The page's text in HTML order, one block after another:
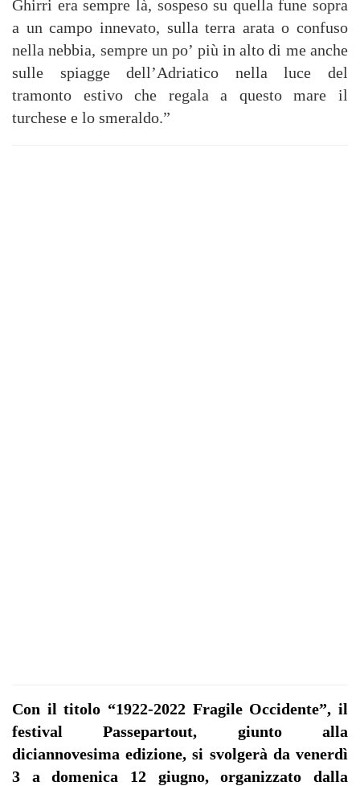
Ghirri era sempre là, sospeso su quella fune sopra
a un campo innevato, sulla terra arata o confuso
nella nebbia, sempre un po’ più in alto di me anche
sulle spiagge dell’Adriatico nella luce del
tramonto estivo che regala a questo mare il
turchese e lo smeraldo.”
Con il titolo “1922-2022 Fragile Occidente”, il
festival Passepartout, giunto alla
diciannovesima edizione, si svolgerà da venerdì
3 a domenica 12 giugno, organizzato dalla